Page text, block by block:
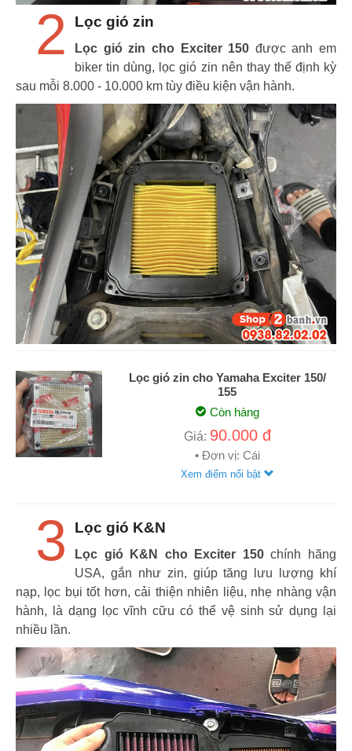
2 Lọc gió zin
Lọc gió zin cho Exciter 150 được anh em
biker tin dùng, lọc gió zin nên thay thế định kỳ
sau mỗi 8.000 - 10.000 km tùy điều kiện vận hành.
Lọc gió zin cho Yamaha Exciter 150/
155
Còn hàng
Giá: 90.000 đ
• Đơn vị: Cái
Xem điểm nổi bật
3 Lọc gió K&N
Lọc gió K&N cho Exciter 150chính hãng
USA, gắn như zin, giúp tăng lưu lượng khí
nạp, lọc bụi tốt hơn, cải thiện nhiên liệu, nhẹ nhàng vận
hành, là dạng lọc vĩnh cữu có thể vệ sinh sử dụng lại
nhiều lần.